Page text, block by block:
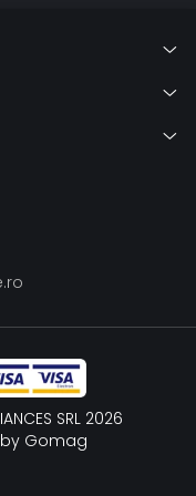
separate ale
o să aibă loc schimb
alimentare nu
alte cuvinte:
dar economisiţi şi
SRL 2026
Gomag